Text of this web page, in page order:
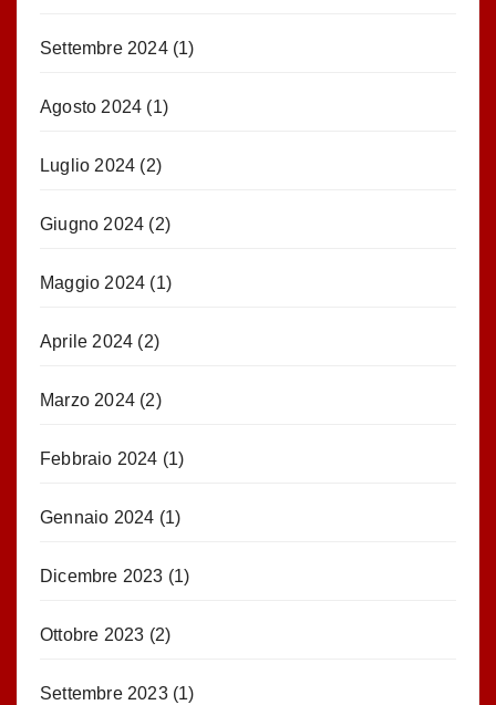
Settembre 2024(1)
Agosto 2024 (1)
Luglio 2024 (2)
Giugno 2024 (2)
Maggio 2024 (1)
Aprile 2024 (2)
Marzo 2024 (2)
Febbraio 2024 (1)
Gennaio 2024 (1)
Dicembre 2023 (1)
Ottobre 2023 (2)
Settembre 2023(1)